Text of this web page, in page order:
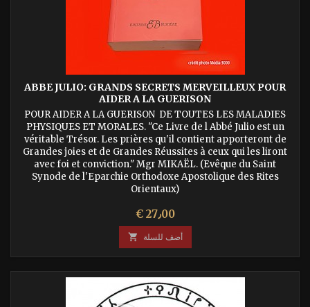
ABBE JULIO: GRANDS SECRETS MERVEILLEUX POUR
AIDER A LA GUERISON
POUR AIDER A LA GUERISON DE TOUTES LES MALADIES
PHYSIQUES ET MORALES. "Ce Livre de l Abbé Julio est un
véritable Trésor. Les prières qu'il contient apporteront de
Grandes joies et de Grandes Réussites à ceux qui les liront
avec foi et conviction." Mgr MIKAËL. (Evêque du Saint
Synode de l'Eparchie Orthodoxe Apostolique des Rites
Orientaux)
السعر€ 27٫00
 أضف للسلة